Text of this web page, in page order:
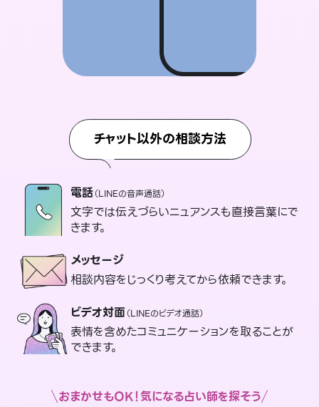
チャット以外の相談方法
電話（LINEの音声通話）
文字では伝えづらいニュアンスも直接言葉にで
きます。
メッセージ
相談内容をじっくり考えてから依頼できます。
ビデオ対面（LINEのビデオ通話）
表情を含めたコミュニケーションを取ることが
できます。
おまかせもOK！気になる占い師を探そう